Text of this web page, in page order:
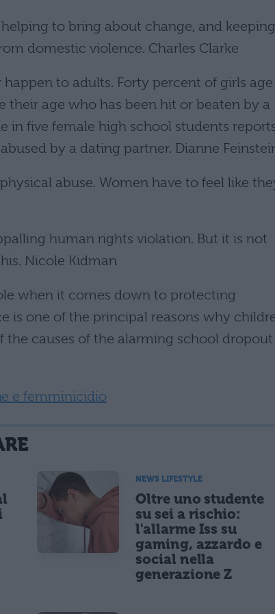
to bring about change, and keeping
domestic violence. Charles Clarke
to adults. Forty percent of girls age
their age who has been hit or beaten by a
in five female high school students
by a dating partner. Dianne
abuse. Women have to feel like
human rights violation. But it is not
Nicole Kidman
when it comes down to protecting
is one of the principal reasons why
the causes of the alarming school dropout
e femminicidio
NEWS LIFESTYLE
Oltre uno studente
su sei a rischio:
l'allarme Iss su
gaming, azzardo e
social nella
generazione Z